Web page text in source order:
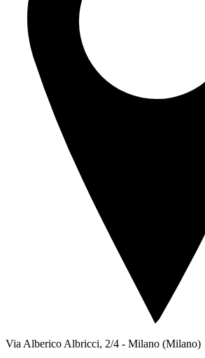
Via Alberico Albricci, 2/4 - Milano (Milano)